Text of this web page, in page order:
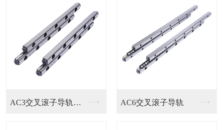
交叉滚子导轨 EGH15SA直线导...